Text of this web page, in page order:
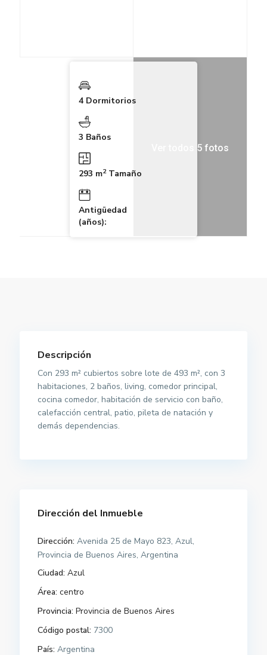
Ver todos 5 fotos
4 Dormitorios
3 Baños
293 m2Tamaño
Antigüedad
(años):
Descripción
Con 293 m² cubiertos sobre lote de 493 m², con 3
habitaciones, 2 baños, living, comedor principal,
cocina comedor, habitación de servicio con baño,
calefacción central, patio, pileta de natación y
demás dependencias.
Dirección del Inmueble
Dirección: Avenida 25 de Mayo 823, Azul,
Provincia de Buenos Aires, Argentina
Ciudad: Azul
Área: centro
Provincia: Provincia de Buenos Aires
Código postal: 7300
País: Argentina